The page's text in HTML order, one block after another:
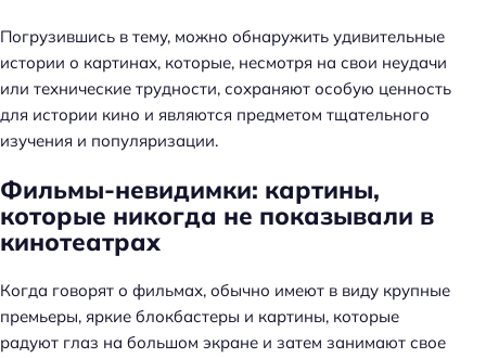
Погрузившись в тему, можно обнаружить удивительные
истории о картинах, которые, несмотря на свои неудачи
или технические трудности, сохраняют особую ценность
для истории кино и являются предметом тщательного
изучения и популяризации.
Фильмы-невидимки: картины,
которые никогда не показывали в
кинотеатрах
Когда говорят о фильмах, обычно имеют в виду крупные
премьеры, яркие блокбастеры и картины, которые
радуют глаз на большом экране и затем занимают свое